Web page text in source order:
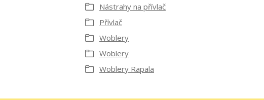
Nástrahy na přívlač
Přívlač
Woblery
Woblery
Woblery Rapala